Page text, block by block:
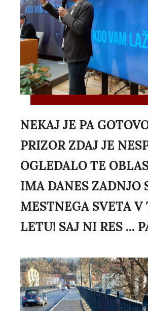
NEKAJ JE PA
PRIZOR ZDAJ JE
OGLEDALO TE
IMA DANES ZADNJO
MESTNEGA SVETA V
LETU! SAJ NI RES ...